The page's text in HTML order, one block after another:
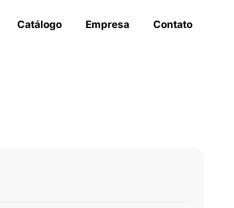
Catálogo Empresa Contato